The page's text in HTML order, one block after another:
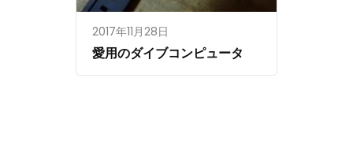
2017年11月28日
愛用のダイブコンピュータ